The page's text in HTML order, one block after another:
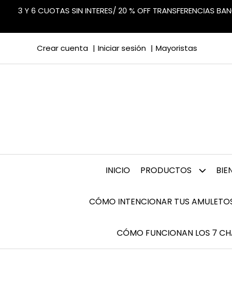
3 Y 6 CUOTAS SIN INTERES/ 20 % OFF TRANSFERENCIAS
Crear cuenta Iniciar sesión Mayoristas
INICIO PRODUCTOS
CÓMO INTENCIONAR TUS
CÓMO FUNCIONAN LOS 7